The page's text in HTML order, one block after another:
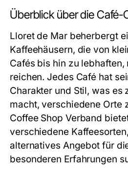
Überblick über die Café-
Lloret de Mar beherbergt
Kaffeehäusern, die von
Cafés bis hin zu lebhaften,
reichen. Jedes Café hat
Charakter und Stil, was es
macht, verschiedene Orte
Coffee Shop Verband
verschiedene
alternatives Angebot für
besonderen Erfahrungen